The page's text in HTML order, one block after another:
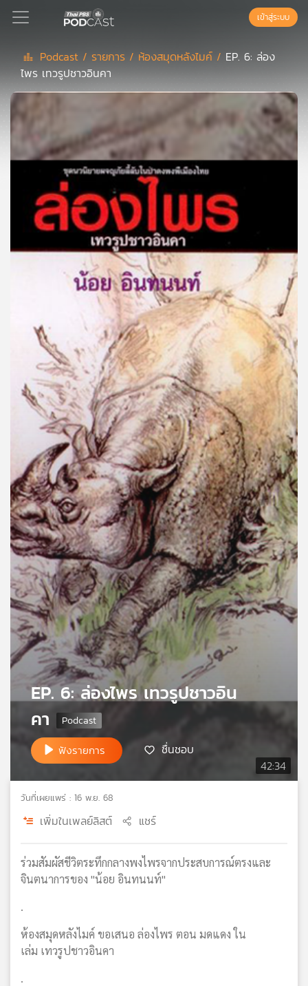
Podcast
เพล
ลิ
ย์
บทความ
ข่าว
และ
กิจกรรม
เกี่ยว
กับ
เรา
เครือ
ข่าย
วิทยุ
วิทยุ
เครือ
ข่าย
เข้าสู่ระบบ
Podcast / รายการ / ห้องสมุดหลังไมค์ / EP. 6: ล่อง
ไพร เทวรูปชาวอินคา
42:34
EP. 6: ล่องไพร เทวรูปชาวอิน
คา
ฟังรายการ ชื่นชอบ
วันที่เผยแพร่ : 16 พ.ย. 68
เพิ่มในเพลย์ลิสต์ แชร์
ร่วมสัมผัสชีวิตระทึกกลางพงไพรจากประสบการณ์ตรงและ
จินตนาการของ "น้อย อินทนนท์"
.
ห้องสมุดหลังไมค์ ขอเสนอ ล่องไพร ตอน มดแดง ใน
เล่ม เทวรูปชาวอินคา
.